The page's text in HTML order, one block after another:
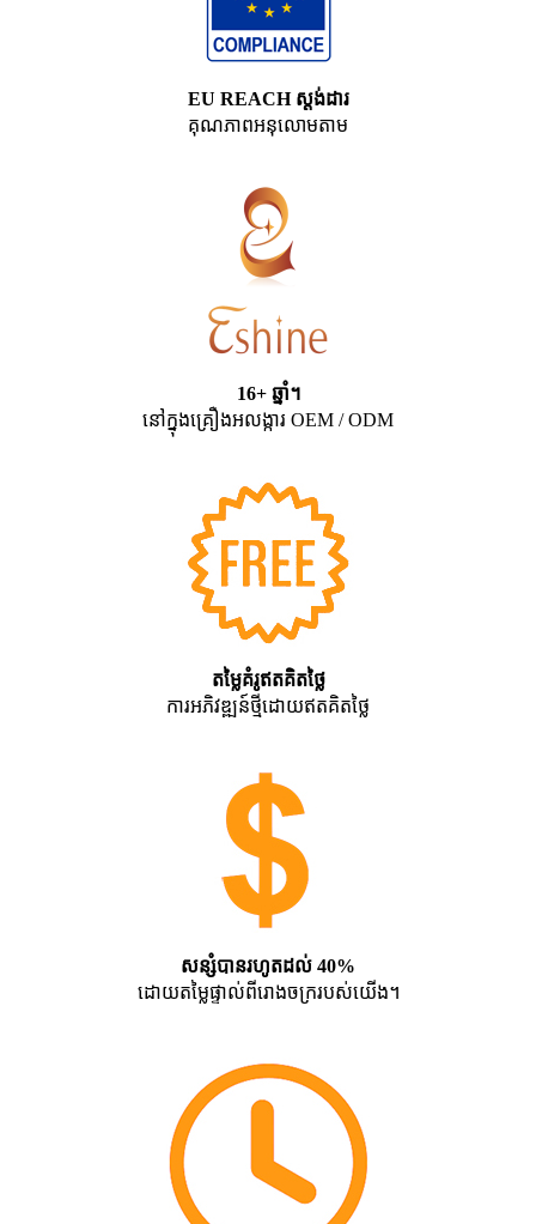
EU REACH ស្តង់ដារ
គុណភាពអនុលោមតាម
16+ ឆ្នាំ។
នៅក្នុងគ្រឿងអលង្ការ OEM / ODM
តម្លៃគំរូឥតគិតថ្លៃ
ការអភិវឌ្ឍន៍ថ្មីដោយឥតគិតថ្លៃ
សន្សំបានរហូតដល់ 40%
ដោយតម្លៃផ្ទាល់ពីរោងចក្ររបស់យើង។